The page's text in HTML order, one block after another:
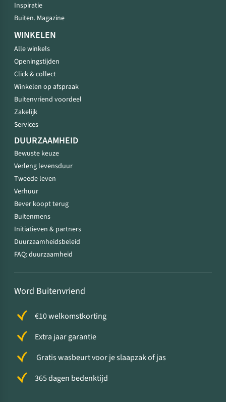
Inspiratie
Buiten. Magazine
WINKELEN
Alle winkels
Openingstijden
Click & collect
Winkelen op afspraak
Buitenvriend voordeel
Zakelijk
Services
DUURZAAMHEID
Bewuste keuze
Verleng levensduur
Tweede leven
Verhuur
Bever koopt terug
Buitenmens
Initiatieven & partners
Duurzaamheidsbeleid
FAQ: duurzaamheid
Word Buitenvriend
€10 welkomstkorting
Extra jaar garantie
Gratis wasbeurt voor je slaapzak of jas
365 dagen bedenktijd